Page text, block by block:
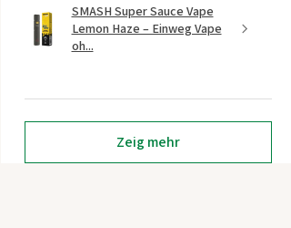
SMASH Super Sauce Vape
Lemon Haze – Einweg Vape
oh...
Zeig mehr